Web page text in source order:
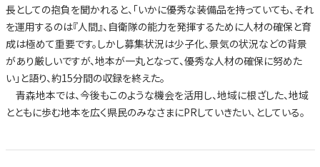
長としての抱負を聞かれると、「いかに優秀な装備品を持っていても、それ
を運用するのは『人間』、自衛隊の能力を発揮するために人材の確保と育
成は極めて重要です。しかし募集状況は少子化、景気の状況などの背景
があり厳しいですが、地本が一丸となって、優秀な人材の確保に努めた
い」と語り、約15分間の収録を終えた。
青森地本では、今後もこのような機会を活用し、地域に根ざした、地域
とともに歩む地本を広く県民のみなさまにPRしていきたい、としている。